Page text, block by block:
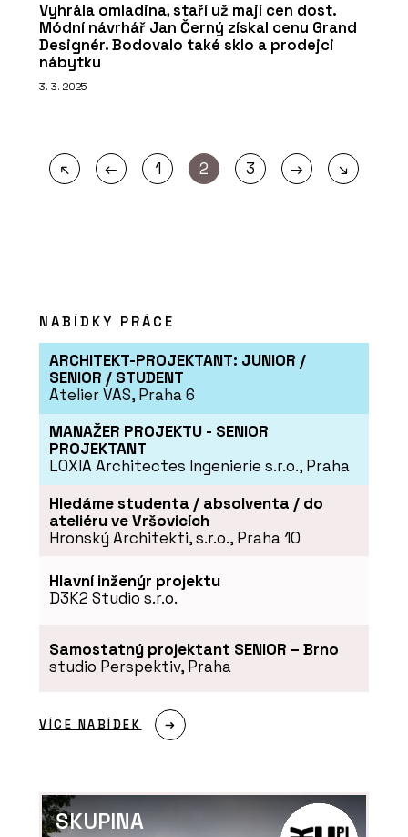
Vyhrála omladina, staří už mají cen dost.
Módní návrhář Jan Černý získal cenu Grand
Designér. Bodovalo také sklo a prodejci
nábytku
3. 3. 2025
↖ ← 1 2 3 → ↘
NABÍDKY PRÁCE
ARCHITEKT-PROJEKTANT: JUNIOR /
SENIOR / STUDENT
Atelier VAS, Praha 6
MANAŽER PROJEKTU - SENIOR
PROJEKTANT
LOXIA Architectes Ingenierie s.r.o., Praha
Hledáme studenta / absolventa / do
ateliéru ve Vršovicích
Hronský Architekti, s.r.o., Praha 10
Hlavní inženýr projektu
D3K2 Studio s.r.o.
Samostatný projektant SENIOR – Brno
studio Perspektiv, Praha
VÍCE NABÍDEK
SKUPINA